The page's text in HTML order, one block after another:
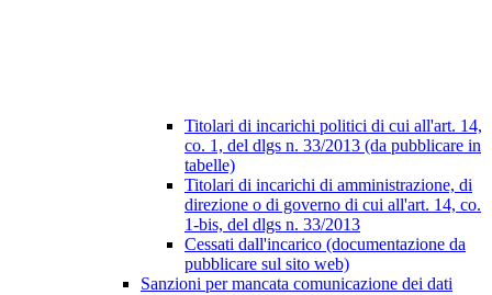
Titolari di incarichi politici di cui all'art. 14,
co. 1, del dlgs n. 33/2013 (da pubblicare in
tabelle)
Titolari di incarichi di amministrazione, di
direzione o di governo di cui all'art. 14, co.
1-bis, del dlgs n. 33/2013
Cessati dall'incarico (documentazione da
pubblicare sul sito web)
Sanzioni per mancata comunicazione dei dati